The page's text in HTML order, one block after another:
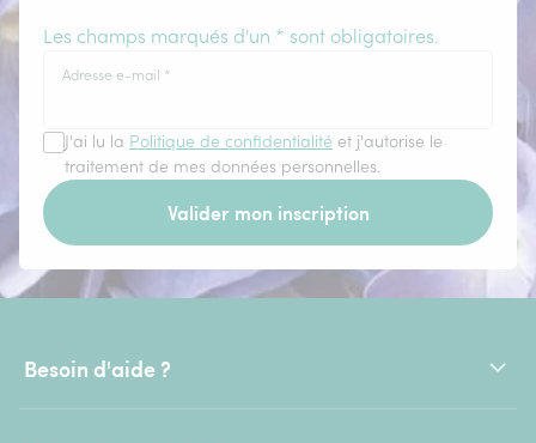
Les champs marqués d'un * sont obligatoires.
Adresse e-mail *
J'ai lu la Politique de confidentialité et j'autorise le
traitement de mes données personnelles.
Valider mon inscription
Besoin d'aide ?